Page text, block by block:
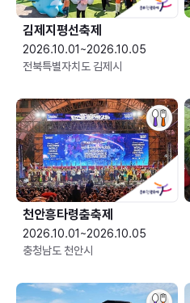
김제지평선축제
2026.10.01~2026.10.05
전북특별자치도 김제시
천안흥타령춤축제
2026.10.01~2026.10.05
충청남도 천안시